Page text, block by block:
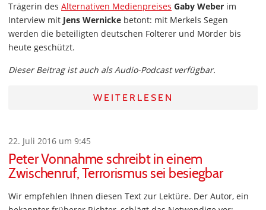
Trägerin des Alternativen Medienpreises Gaby Weber im
Interview mit Jens Wernicke betont: mit Merkels Segen
werden die beteiligten deutschen Folterer und Mörder bis
heute geschützt.
Dieser Beitrag ist auch als Audio-Podcast verfügbar.
WEITERLESEN
22. Juli 2016 um 9:45
Peter Vonnahme schreibt in einem
Zwischenruf, Terrorismus sei besiegbar
Wir empfehlen Ihnen diesen Text zur Lektüre. Der Autor, ein